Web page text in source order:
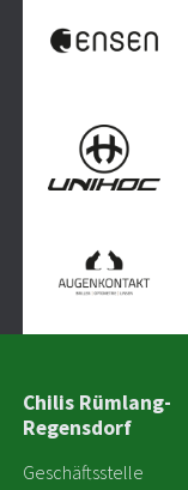
Chilis Rümlang-
Regensdorf
Geschäftsstelle